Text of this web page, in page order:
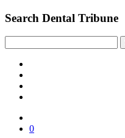
Search Dental Tribune
0